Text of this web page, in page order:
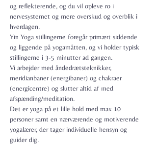
og reflekterende, og du vil opleve ro i
nervesystemet og mere overskud og overblik i
hverdagen.
Yin Yoga stillingerne foregår primært siddende
og liggende på yogamåtten, og vi holder typisk
stillingerne i 3-5 minutter ad gangen.
Vi arbejder med åndedrætsteknikker,
meridianbaner (energibaner) og chakraer
(energicentre) og slutter altid af med
afspænding/meditation.
Det er yoga på et lille hold med max 10
personer samt en nærværende og motiverende
yogalærer, der tager individuelle hensyn og
guider dig.